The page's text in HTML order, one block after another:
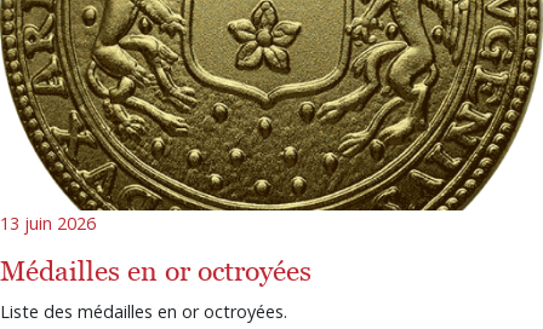
13 juin 2026
Médailles en or octroyées
Liste des médailles en or octroyées.